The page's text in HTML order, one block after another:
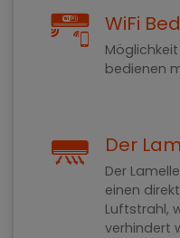
WiFi
bedienen
Der
Der
einen
Luftstrahl,
verhindert